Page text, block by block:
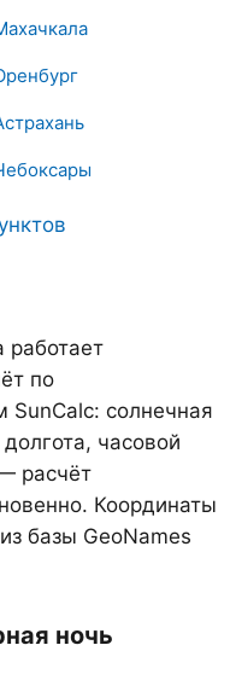
работает
по
солнечная
часовой
расчёт
Координаты
базы GeoNames
ночь